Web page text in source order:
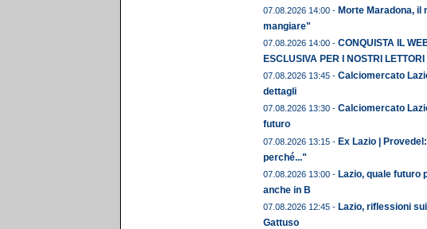
07.08.2026 14:00 - Morte Maradona, il
mangiare"
07.08.2026 14:00 - CONQUISTA IL
ESCLUSIVA PER I NOSTRI LETTORI
07.08.2026 13:45 - Calciomercato
dettagli
07.08.2026 13:30 - Calciomercato
futuro
07.08.2026 13:15 - Ex Lazio |
perché..."
07.08.2026 13:00 - Lazio, quale futuro
anche in B
07.08.2026 12:45 - Lazio, riflessioni
Gattuso